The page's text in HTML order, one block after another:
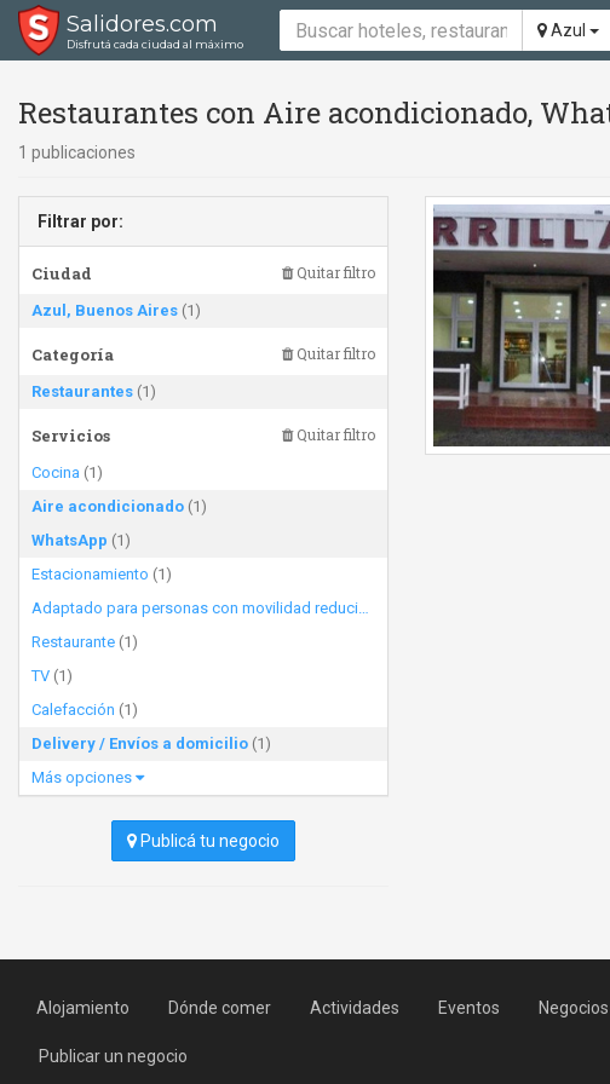
Salidores.com
Disfrutá cada ciudad al máximo
Azul
Restaurantes con Aire acondicionado,
1 publicaciones
Filtrar por:
Ciudad Quitar filtro
Azul, Buenos Aires (1)
Categoría Quitar filtro
Restaurantes (1)
Servicios Quitar filtro
Cocina (1)
Aire acondicionado (1)
WhatsApp (1)
Estacionamiento (1)
Adaptado para personas con movilidad reducida
Restaurante (1)
TV (1)
Calefacción (1)
Delivery / Envíos a domicilio (1)
Más opciones
Publicá tu negocio
Alojamiento Dónde comer Actividades Eventos Negocios
Publicar un negocio